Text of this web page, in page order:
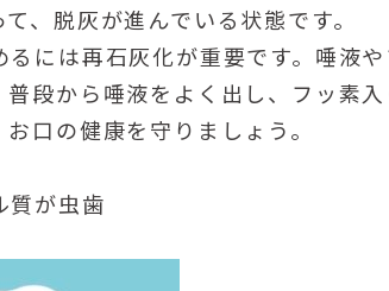
、脱灰が進んでいる状態です。
るには再石灰化が重要です。唾液
段から唾液をよく出し、フッ素
口の健康を守りましょう。
質が虫歯